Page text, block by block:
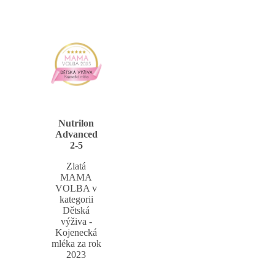
Nutrilon
Advanced
2-5
Zlatá
MAMA
VOLBA v
kategorii
Dětská
výživa -
Kojenecká
mléka za rok
2023